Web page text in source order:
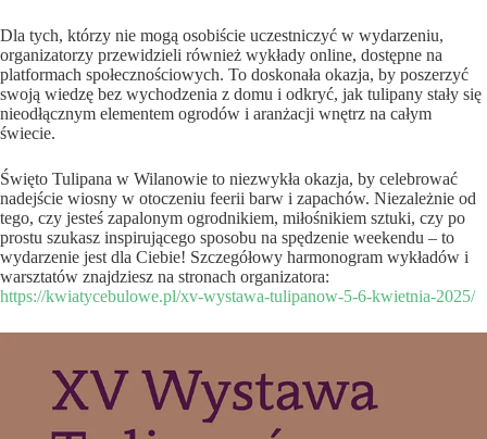
Dla tych, którzy nie mogą osobiście uczestniczyć w wydarzeniu,
organizatorzy przewidzieli również wykłady online, dostępne na
platformach społecznościowych. To doskonała okazja, by poszerzyć
swoją wiedzę bez wychodzenia z domu i odkryć, jak tulipany stały się
nieodłącznym elementem ogrodów i aranżacji wnętrz na całym
świecie.
Święto Tulipana w Wilanowie to niezwykła okazja, by celebrować
nadejście wiosny w otoczeniu feerii barw i zapachów. Niezależnie od
tego, czy jesteś zapalonym ogrodnikiem, miłośnikiem sztuki, czy po
prostu szukasz inspirującego sposobu na spędzenie weekendu – to
wydarzenie jest dla Ciebie! Szczegółowy harmonogram wykładów i
warsztatów znajdziesz na stronach organizatora:
https://kwiatycebulowe.pl/xv-wystawa-tulipanow-5-6-kwietnia-2025/